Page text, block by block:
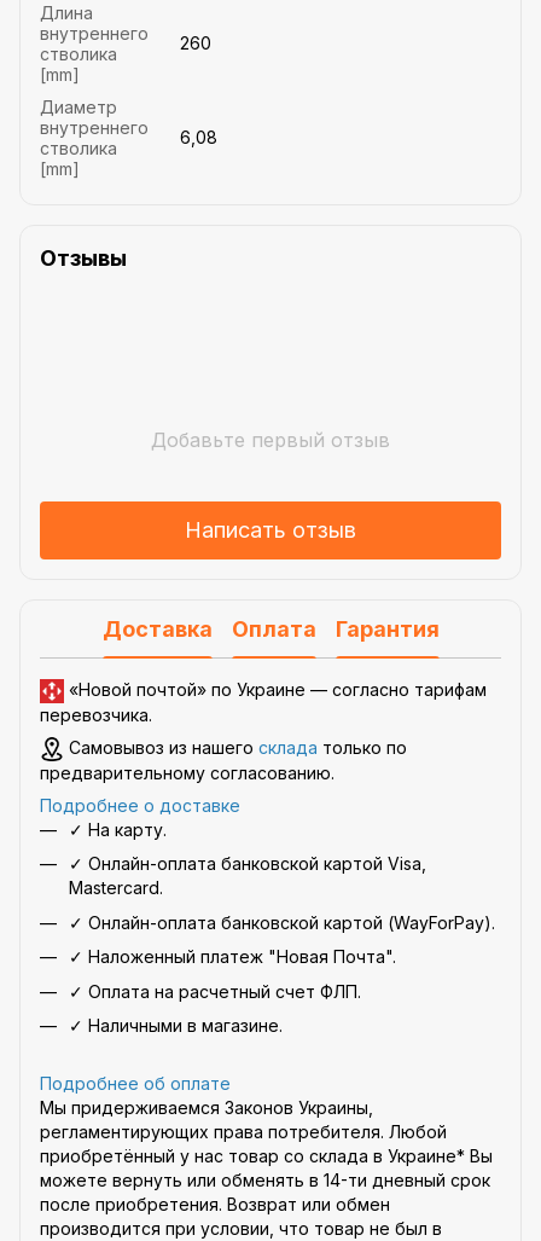
Длина
внутреннего
стволика
[mm]
260
Диаметр
внутреннего
стволика
[mm]
6,08
Отзывы
Добавьте первый отзыв
Написать отзыв
Доставка Оплата Гарантия
«Новой почтой» по Украине — согласно тарифам
перевозчика.
Самовывоз из нашего склада только по
предварительному согласованию.
Подробнее о доставке
✓ На карту.
✓ Онлайн-оплата банковской картой Visa,
Mastercard.
✓ Онлайн-оплата банковской картой (WayForPay).
✓ Наложенный платеж "Новая Почта".
✓ Оплата на расчетный счет ФЛП.
✓ Наличными в магазине.
Подробнее об оплате
Мы придерживаемся Законов Украины,
регламентирующих права потребителя. Любой
приобретённый у нас товар со склада в Украине* Вы
можете вернуть или обменять в 14-ти дневный срок
после приобретения. Возврат или обмен
производится при условии, что товар не был в